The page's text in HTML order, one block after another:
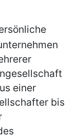
einer
bis